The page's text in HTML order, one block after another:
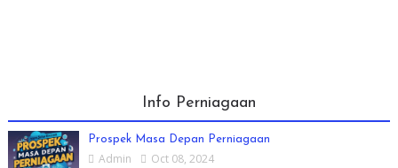
Info Perniagaan
Prospek Masa Depan Perniagaan
Admin Oct 08, 2024